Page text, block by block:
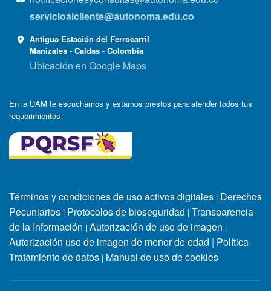
servicioalcliente@autonoma.edu.co
Antigua Estación del Ferrocarril
Manizales - Caldas - Colombia
Ubicación en Google Maps
En la UAM te escuchamos y estamos prestos para atender todos tus
requerimientos
Términos y condiciones de uso activos digitales | Derechos
Pecuniarios | Protocolos de bioseguridad | Transparencia
de la Información | Autorización de uso de imagen |
Autorización uso de imagen de menor de edad | Política
Tratamiento de datos | Manual de uso de cookies